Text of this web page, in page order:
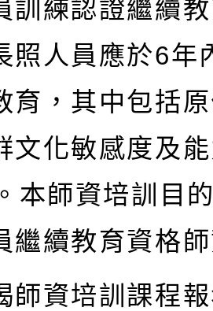
訓練認證繼續
照人員應於6年
育，其中包括
文化敏感度及
本師資培訓目
繼續教育資格
師資培訓課程